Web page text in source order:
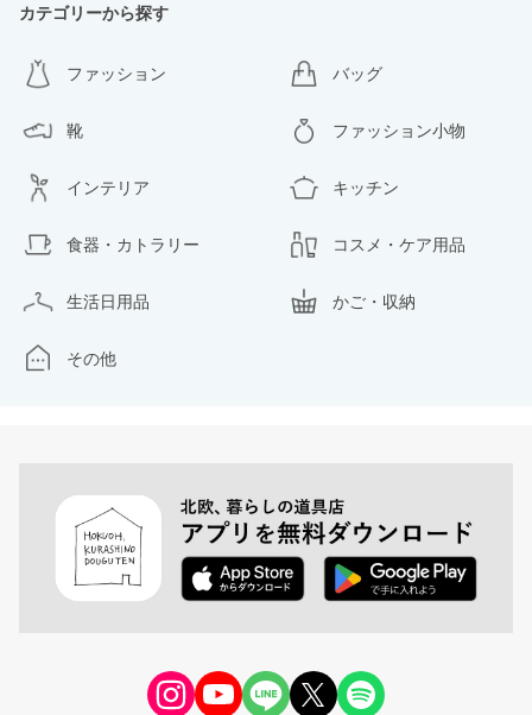
カテゴリーから探す
ファッション バッグ
靴 ファッション小物
インテリア キッチン
食器・カトラリー コスメ・ケア用品
生活日用品 かご・収納
その他